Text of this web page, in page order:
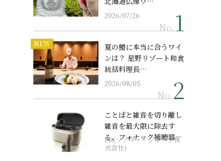
2026/07/26
No.
NEW
夏の鱧に本当に合うワイ
ンは？ 星野リゾート和食
統括料理長…
2026/08/05
No.
ことばと雑音を切り離し
雑音を最大限に除去す
る、フォナック補聴器の
最上位モデル
PR(ソノヴァ・ジャパン株
式会社)